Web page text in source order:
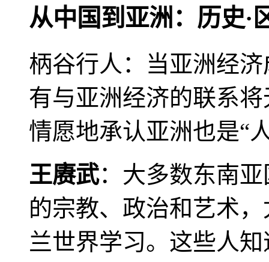
从中国到亚洲：历史·
柄谷行人：当亚洲经
有与亚洲经济的联系
情愿地承认亚洲也是“
王赓武：大多数东南
的宗教、政治和艺术
兰世界学习。这些人